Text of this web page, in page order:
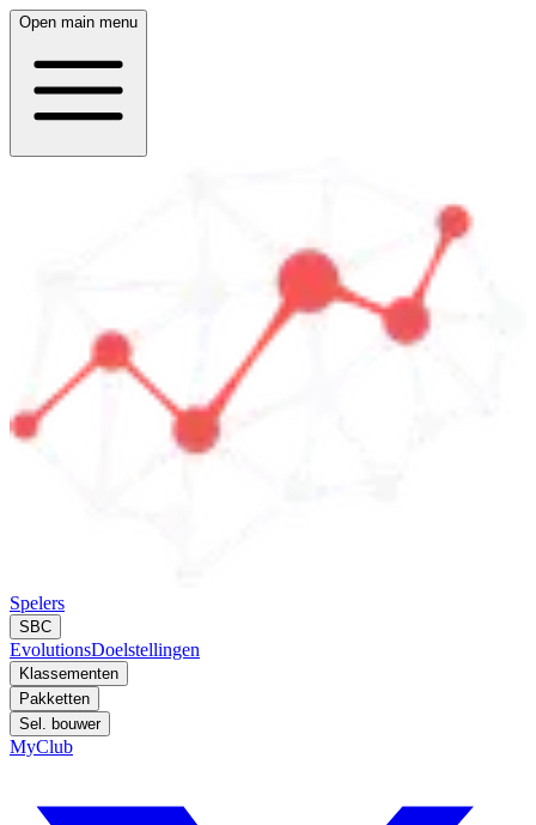
Open main menu
Spelers
SBC
EvolutionsDoelstellingen
Klassementen
Pakketten
Sel. bouwer
MyClub